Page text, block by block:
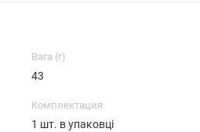
Вага (г)
43
Комплектация
1 шт. в упаковці